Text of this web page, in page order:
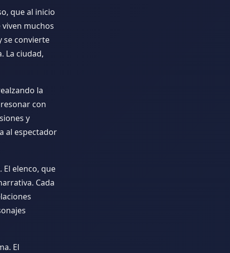
que al inicio
muchos
se convierte
La ciudad,
la
con
y
al espectador
elenco, que
Cada
El